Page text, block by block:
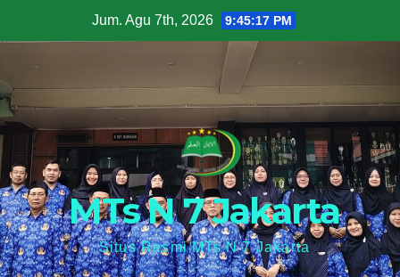
to
Jum. Agu 7th, 2026 9:45:18 PM
MTs N 7 Jakarta
Situs Resmi MTs N 7 Jakarta